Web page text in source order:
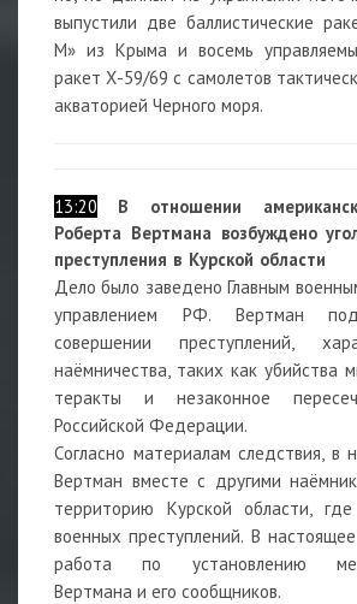
выпустили две баллистические
М» из Крыма и восемь
ракет Х-59/69 с самолетов
акваторией Черного моря.
13:20
В отношении
Роберта Вертмана возбуждено
преступления в Курской области
Дело было заведено Главным
управлением РФ. Вертман
совершении преступлений,
наёмничества, таких как убийства
теракты и незаконное
Российской Федерации.
Согласно материалам следствия, в
Вертман вместе с другими
территорию Курской области,
военных преступлений. В
работа по установлению
Вертмана и его сообщников.